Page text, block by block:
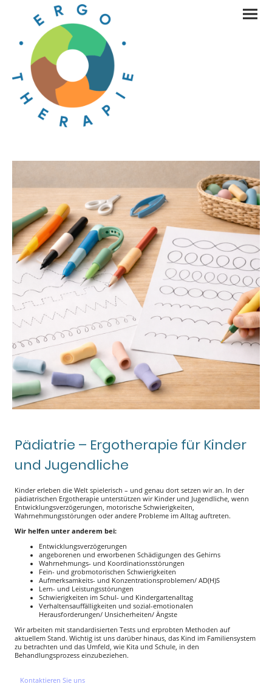
Pädiatrie – Ergotherapie für Kinder
und Jugendliche
Kinder erleben die Welt spielerisch – und genau dort setzen wir an. In der
pädiatrischen Ergotherapie unterstützen wir Kinder und Jugendliche, wenn
Entwicklungsverzögerungen, motorische Schwierigkeiten,
Wahrnehmungsstörungen oder andere Probleme im Alltag auftreten.
Wir helfen unter anderem bei:
Entwicklungsverzögerungen
angeborenen und erworbenen Schädigungen des Gehirns
Wahrnehmungs- und Koordinationsstörungen
Fein- und grobmotorischen Schwierigkeiten
Aufmerksamkeits- und Konzentrationsproblemen/ AD(H)S
Lern- und Leistungsstörungen
Schwierigkeiten im Schul- und Kindergartenalltag
Verhaltensauffälligkeiten und sozial-emotionalen
Herausforderungen/ Unsicherheiten/ Ängste
Wir arbeiten mit standardisierten Tests und erprobten Methoden auf
aktuellem Stand. Wichtig ist uns darüber hinaus, das Kind im Familiensystem
zu betrachten und das Umfeld, wie Kita und Schule, in den
Behandlungsprozess einzubeziehen.
Kontaktieren Sie uns